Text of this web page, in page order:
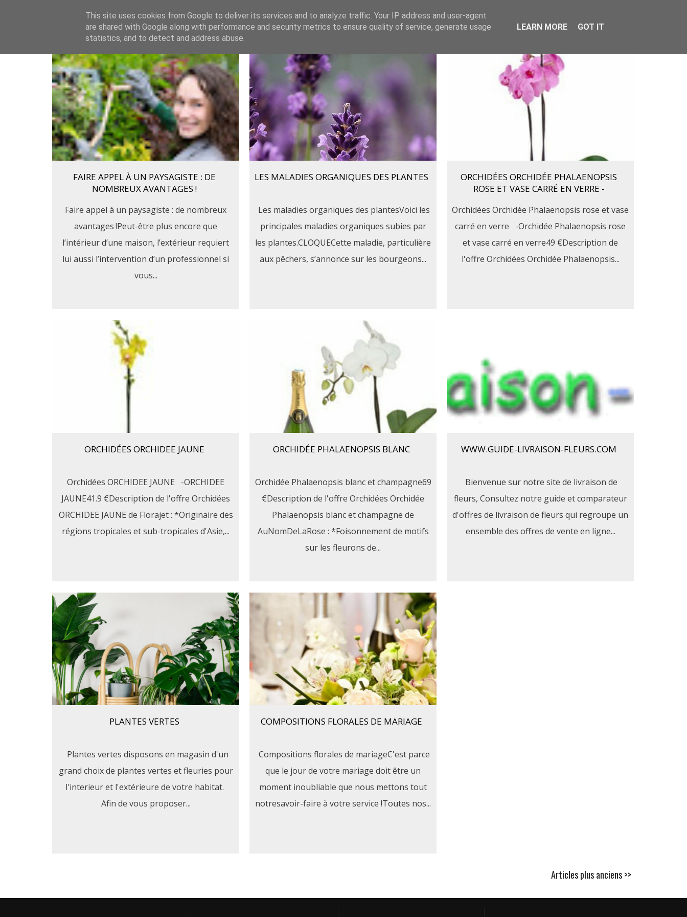
Accueil Bouquetterie Plantes vertes
FAIRE APPEL À UN PAYSAGISTE : DE
NOMBREUX AVANTAGES !
Faire appel à un paysagiste : de nombreux
avantages !Peut-être plus encore que
l’intérieur d’une maison, l’extérieur requiert
lui aussi l’intervention d’un professionnel si
vous...
LES MALADIES ORGANIQUES DES PLANTES
Les maladies organiques des plantesVoici les
principales maladies organiques subies par
les plantes.CLOQUECette maladie, particulière
aux pêchers, s’annonce sur les bourgeons...
ORCHIDÉES ORCHIDÉE PHALAENOPSIS
ROSE ET VASE CARRÉ EN VERRE -
Orchidées Orchidée Phalaenopsis rose et vase
carré en verre -Orchidée Phalaenopsis rose
et vase carré en verre49 €Description de
l'offre Orchidées Orchidée Phalaenopsis...
ORCHIDÉES ORCHIDEE JAUNE
Orchidées ORCHIDEE JAUNE -ORCHIDEE
JAUNE41.9 €Description de l'offre Orchidées
ORCHIDEE JAUNE de Florajet : *Originaire des
régions tropicales et sub-tropicales d'Asie,...
ORCHIDÉE PHALAENOPSIS BLANC
Orchidée Phalaenopsis blanc et champagne69
€Description de l'offre Orchidées Orchidée
Phalaenopsis blanc et champagne de
AuNomDeLaRose : *Foisonnement de motifs
sur les fleurons de...
WWW.GUIDE-LIVRAISON-FLEURS.COM
Bienvenue sur notre site de livraison de
fleurs, Consultez notre guide et comparateur
d'offres de livraison de fleurs qui regroupe un
ensemble des offres de vente en ligne...
PLANTES VERTES
Plantes vertes disposons en magasin d'un
grand choix de plantes vertes et fleuries pour
l'interieur et l'extérieure de votre habitat.
Afin de vous proposer...
COMPOSITIONS FLORALES DE MARIAGE
Compositions florales de mariageC'est parce
que le jour de votre mariage doit être un
moment inoubliable que nous mettons tout
notresavoir-faire à votre service !Toutes nos...
Articles plus anciens >>
This site uses cookies from Google to deliver its services and to analyze traffic. Your IP address and user-agent
are shared with Google along with performance and security metrics to ensure quality of service, generate usage
statistics, and to detect and address abuse.
LEARN MORE GOT IT